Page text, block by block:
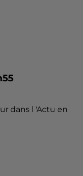
dans l 'Actu en